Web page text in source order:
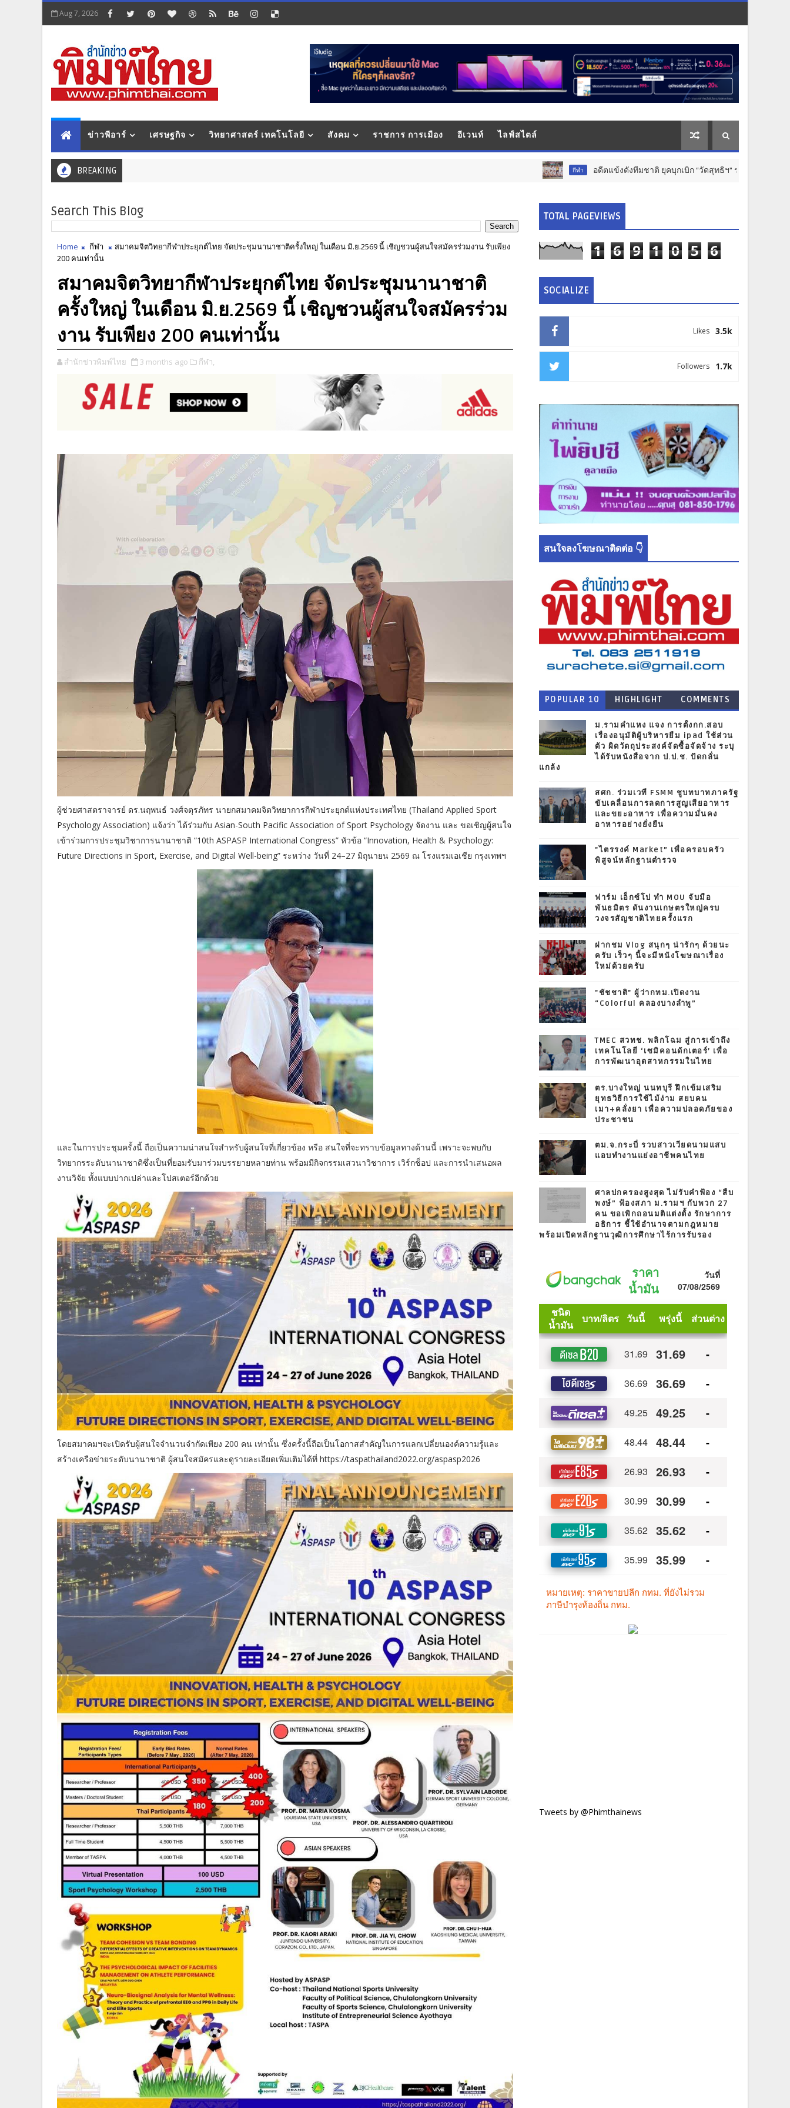
Aug 7, 2026
ข่าวพีอาร์ เศรษฐกิจ วิทยาศาสตร์ เทคโนโลยี สังคม ราชการ การเมือง อีเวนท์ ไลฟ์สไตล์
BREAKING อดีตแข้งดังทีมชาติ ยุคบุกเบิก “วัดสุทธิฯ” รวมพลงาน “สิงห์สะพานปลา
Search This Blog
Home กีฬา
สมาคมจิตวิทยากีฬาประยุกต์ไทย จัดประชุมนานาชาติครั้งใหญ่ ในเดือน มิ.ย.2569 นี้ เชิญชวนผู้สนใจสมัครร่วมงาน รับเพียง
200 คนเท่านั้น
สมาคมจิตวิทยากีฬาประยุกต์ไทย จัดประชุมนานาชาติ
ครั้งใหญ่ ในเดือน มิ.ย.2569 นี้ เชิญชวนผู้สนใจสมัครร่วม
งาน รับเพียง 200 คนเท่านั้น
สำนักข่าวพิมพ์ไทย 3 months ago กีฬา,
ผู้ช่วยศาสตราจารย์ ดร.นฤพนธ์ วงศ์จตุรภัทร นายกสมาคมจิตวิทยาการกีฬาประยุกต์แห่งประเทศไทย (Thailand Applied Sport
Psychology Association) แจ้งว่า ได้ร่วมกับ Asian-South Pacific Association of Sport Psychology จัดงาน และ ขอเชิญผู้สนใจ
เข้าร่วมการประชุมวิชาการนานาชาติ “10th ASPASP International Congress” หัวข้อ “Innovation, Health & Psychology:
Future Directions in Sport, Exercise, and Digital Well-being” ระหว่าง วันที่ 24–27 มิถุนายน 2569 ณ โรงแรมเอเชีย กรุงเทพฯ
และในการประชุมครั้งนี้ ถือเป็นความน่าสนใจสำหรับผู้สนใจที่เกี่ยวข้อง หรือ สนใจที่จะทราบข้อมูลทางด้านนี้ เพราะจะพบกับ
วิทยากรระดับนานาชาติซึ่งเป็นที่ยอมรับมาร่วมบรรยายหลายท่าน พร้อมมีกิจกรรมเสวนาวิชาการ เวิร์กช็อป และการนำเสนอผล
งานวิจัย ทั้งแบบปากเปล่าและโปสเตอร์อีกด้วย
โดยสมาคมฯจะเปิดรับผู้สนใจจำนวนจำกัดเพียง 200 คน เท่านั้น ซึ่งครั้งนี้ถือเป็นโอกาสสำคัญในการแลกเปลี่ยนองค์ความรู้และ
สร้างเครือข่ายระดับนานาชาติ ผู้สนใจสมัครและดูรายละเอียดเพิ่มเติมได้ที่ https://taspathailand2022.org/aspasp2026
TOTAL PAGEVIEWS
1 6 9 1 0 5 6
SOCIALIZE
3.5k
Likes
1.7k
Followers
สนใจลงโฆษณาติดต่อ 👇
POPULAR 10
HIGHLIGHT
COMMENTS
ม.รามคำแหง แจง การตั้งกก.สอบ
เรื่องอนุมัติผู้บริหารยืม ipad ใช้ส่วน
ตัว ผิดวัตถุประสงค์จัดซื้อจัดจ้าง ระบุ
ได้รับหนังสือจาก ป.ป.ช. ปัดกลั่น
แกล้ง
สศก. ร่วมเวที FSMM ชูบทบาทภาครัฐ
ขับเคลื่อนการลดการสูญเสียอาหาร
และขยะอาหาร เพื่อความมั่นคง
อาหารอย่างยั่งยืน
"ไตรรงค์ Market” เพื่อครอบครัว
พิสูจน์หลักฐานตำรวจ
ฟาร์ม เอ็กซ์โป ทำ MOU จับมือ
พันธมิตร ดันงานเกษตรใหญ่ครบ
วงจรสัญชาติไทยครั้งแรก
ฝากชม Vlog สนุกๆ น่ารักๆ ด้วยนะ
ครับ เร็วๆ นี้จะมีหนังโฆษณาเรื่อง
ใหม่ด้วยครับ
"ชัชชาติ" ผู้ว่ากทม.เปิดงาน
“Colorful คลองบางลำพู”
TMEC สวทช. พลิกโฉม สู่การเข้าถึง
เทคโนโลยี ‘เซมิคอนดักเตอร์’ เพื่อ
การพัฒนาอุตสาหกรรมในไทย
ตร.บางใหญ่ นนทบุรี ฝึกเข้มเสริม
ยุทธวิธีการใช้ไม้ง่าม สยบคน
เมา+คลั่งยา เพื่อความปลอดภัยของ
ประชาชน
ตม.จ.กระบี่ รวบสาวเวียดนามแสบ
แอบทำงานแย่งอาชีพคนไทย
ศาลปกครองสูงสุด ไม่รับคำฟ้อง “สืบ
พงษ์” ฟ้องสภา ม.รามฯ กับพวก 27
คน ขอเพิกถอนมติแต่งตั้ง รักษาการ
อธิการ ชี้ใช้อำนาจตามกฎหมาย
พร้อมเปิดหลักฐานวุฒิการศึกษาไร้การรับรอง
Tweets by @Phimthainews